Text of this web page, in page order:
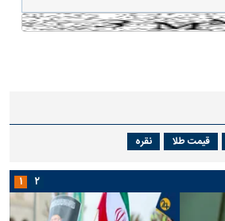
قیمت طلا نقره
۱ ۲